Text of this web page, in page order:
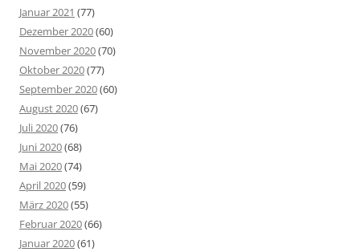
Januar 2021 (77)
Dezember 2020(60)
November 2020(70)
Oktober 2020(77)
September 2020(60)
August 2020(67)
Juli 2020(76)
Juni 2020(68)
Mai 2020(74)
April 2020(59)
März 2020(55)
Februar 2020(66)
Januar 2020(61)